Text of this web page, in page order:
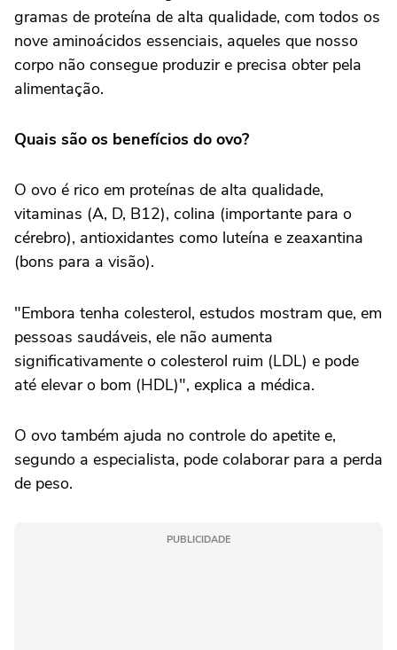
gramas de proteína de alta qualidade, com todos os
nove aminoácidos essenciais, aqueles que nosso
corpo não consegue produzir e precisa obter pela
alimentação.
Quais são os benefícios do ovo?
O ovo é rico em proteínas de alta qualidade,
vitaminas (A, D, B12), colina (importante para o
cérebro), antioxidantes como luteína e zeaxantina
(bons para a visão).
"Embora tenha colesterol, estudos mostram que, em
pessoas saudáveis, ele não aumenta
significativamente o colesterol ruim (LDL) e pode
até elevar o bom (HDL)", explica a médica.
O ovo também ajuda no controle do apetite e,
segundo a especialista, pode colaborar para a perda
de peso.
PUBLICIDADE